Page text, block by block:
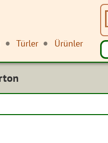
Türler Ürünler